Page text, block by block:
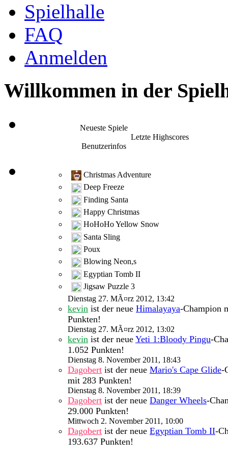
Spielhalle
FAQ
Anmelden
Willkommen in der
Neueste Spiele
Letzte Highscores
Benutzerinfos
Christmas Adventure
Deep Freeze
Finding Santa
Happy Christmas
HoHoHo Yellow Snow
Santa Sling
Poux
Blowing Neon,s
Egyptian Tomb II
Jigsaw Puzzle 3
Dienstag 27. MÃ¤rz 2012, 13:42
kevin ist der neue Himalayaya-Champion
Punkten!
Dienstag 27. MÃ¤rz 2012, 13:02
kevin ist der neue Yeti 1:Bloody Pingu-
1.052 Punkten!
Dienstag 8. November 2011, 18:43
Dagobert ist der neue Mario's Cape Glide-
mit 283 Punkten!
Dienstag 8. November 2011, 18:39
Dagobert ist der neue Danger Wheels-
29.000 Punkten!
Mittwoch 2. November 2011, 10:00
Dagobert ist der neue Egyptian Tomb II-
193.637 Punkten!